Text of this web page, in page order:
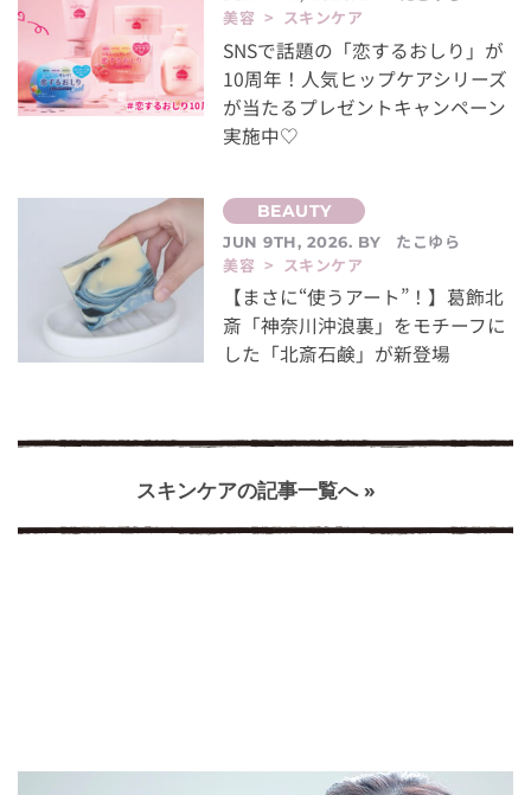
美容 > スキンケア
SNSで話題の「恋するおしり」が
10周年！人気ヒップケアシリーズ
が当たるプレゼントキャンペーン
実施中♡
JUN 9TH, 2026. BY
たこゆら
美容 > スキンケア
【まさに“使うアート”！】葛飾北
斎「神奈川沖浪裏」をモチーフに
した「北斎石鹸」が新登場
スキンケアの記事一覧へ »